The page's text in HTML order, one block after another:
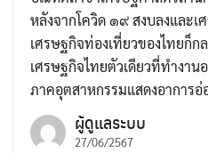
หลังจากโควิด ๑๙ สงบลงและเ
เศรษฐกิจท่องเที่ยวของไทยก็ก
เศรษฐกิจไทยตัวเดียวที่ทำงา
ภาคอุตสาหกรรมแสดงอาการอ่
ผู้ดูแลระบบ
27/06/2567